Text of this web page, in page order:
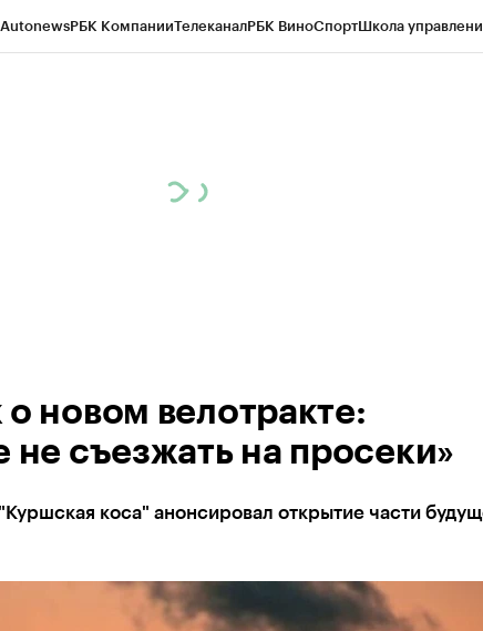
AutonewsРБК КомпанииТелеканалРБК ВиноСпортШкола
о новом велотракте:
не съезжать на просеки»
коса" анонсировал открытие части